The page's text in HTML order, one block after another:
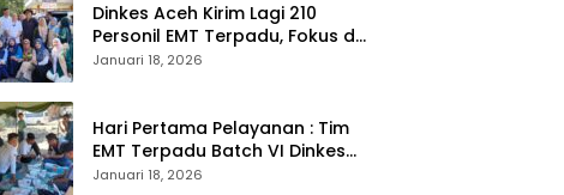
Dinkes Aceh Kirim Lagi 210
Personil EMT Terpadu, Fokus di
Tujuh Kabupaten
Januari 18, 2026
Hari Pertama Pelayanan : Tim
EMT Terpadu Batch VI Dinkes
Aceh Jangkau Wilayah
Januari 18, 2026